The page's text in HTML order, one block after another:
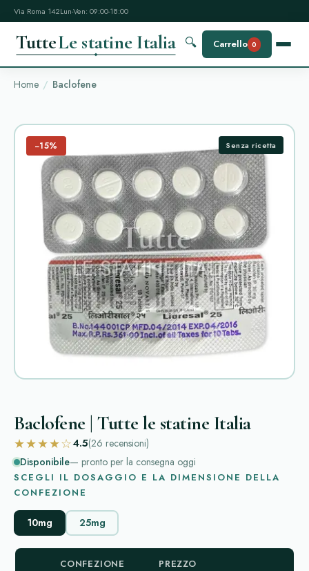
Via Roma 142Lun-Ven: 09:00-18:00
TutteLe statine Italia 🔍 Carrello 0
Home Baclofene
−15% Senza ricetta
Baclofene | Tutte le statine Italia
★★★★☆4.5(26 recensioni)
Disponibile— pronto per la consegna oggi
SCEGLI IL DOSAGGIO E LA DIMENSIONE DELLA
CONFEZIONE
10mg 25mg
CONFEZIONE PREZZO